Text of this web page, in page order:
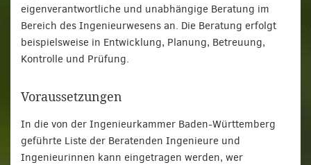
eigenverantwortliche und unabhängige Beratung im
Bereich des Ingenieurwesens an. Die Beratung erfolgt
beispielsweise in Entwicklung, Planung, Betreuung,
Kontrolle und Prüfung.
Voraussetzungen
In die von der Ingenieurkammer Baden-Württemberg
geführte Liste der Beratenden Ingenieure und
Ingenieurinnen kann eingetragen werden, wer